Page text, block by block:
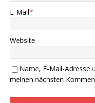
E-Mail*
Website
Name, E-Mail-Adresse
meinen nächsten